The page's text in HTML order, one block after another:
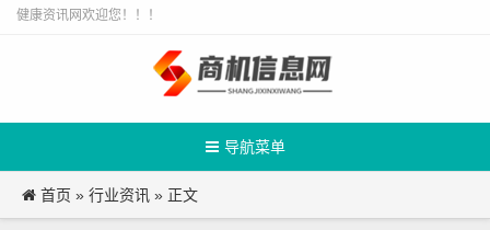
健康资讯网欢迎您！！！
导航菜单
首页 » 行业资讯 » 正文